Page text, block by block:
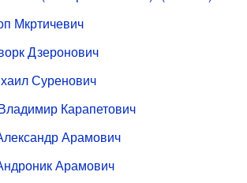
Мкртичевич
Дзеронович
Суренович
Карапетович
Арамович
Арамович